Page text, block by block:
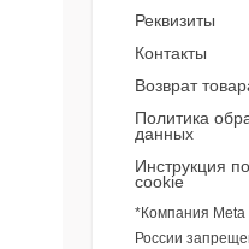
Реквизиты
Контакты
Возврат
Политика
данных
Инструкция
cookie
*Компания Meta
России